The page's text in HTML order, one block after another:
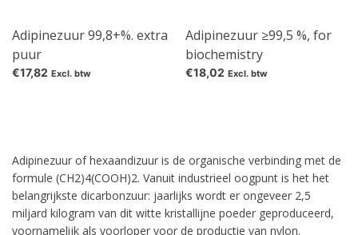
Adipinezuur 99,8+%. extra
puur
€17,82 Excl. btw
Adipinezuur ≥99,5 %, for
biochemistry
€18,02 Excl. btw
Adipinezuur of hexaandizuur is de organische verbinding met de
formule (CH2)4(COOH)2. Vanuit industrieel oogpunt is het het
belangrijkste dicarbonzuur: jaarlijks wordt er ongeveer 2,5
miljard kilogram van dit witte kristallijne poeder geproduceerd,
voornamelijk als voorloper voor de productie van nylon.